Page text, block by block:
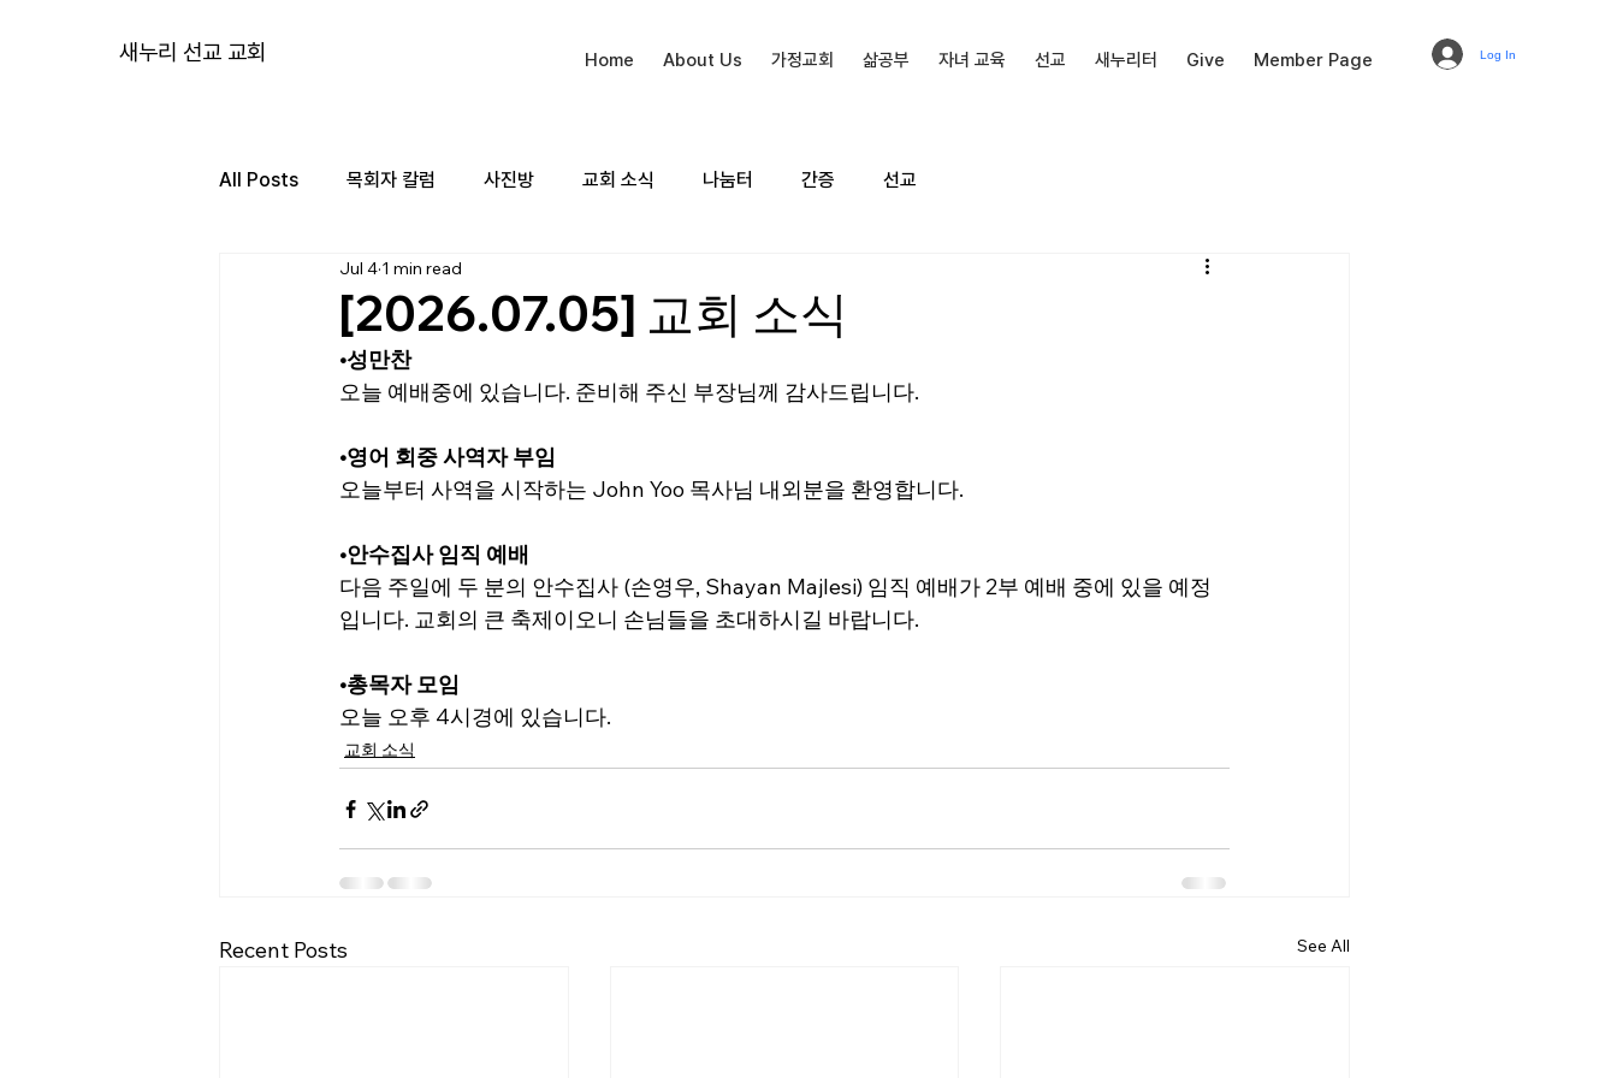
새누리 선교 교회 Home About Us 가정교회 삶공부 자녀 교육 선교 새누리터 Give Member Page Log In
All Posts 목회자 칼럼 사진방 교회 소식 나눔터 간증 선교
[2026.07.05] 교회 소식
Jul 4 1 min read
•성만찬
오늘 예배중에 있습니다. 준비해 주신 부장님께 감사드립니다.
•영어 회중 사역자 부임
오늘부터 사역을 시작하는 John Yoo 목사님 내외분을 환영합니다.
•안수집사 임직 예배
다음 주일에 두 분의 안수집사 (손영우, Shayan Majlesi) 임직 예배가 2부 예배 중에 있을 예정
입니다. 교회의 큰 축제이오니 손님들을 초대하시길 바랍니다.
•총목자 모임
오늘 오후 4시경에 있습니다.
교회 소식
Recent Posts See All